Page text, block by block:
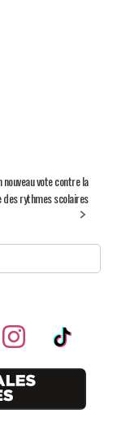
nouveau vote contre la
rythmes scolaires